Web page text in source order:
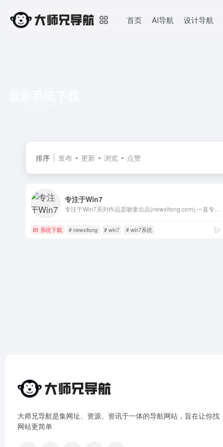
首页 AI导航 设计导航
排序 发布 更新 浏览 点赞
专注于Win7
系统下载 # newxitong # win7 # win7系统
大师兄导航是集网址、资源、资讯于一体的导航网站，旨在让你找
网站更简单